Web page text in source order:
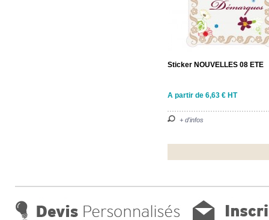
Sticker NOUVELLES 08 ETE
A partir de 6,63 € HT
+ d'infos